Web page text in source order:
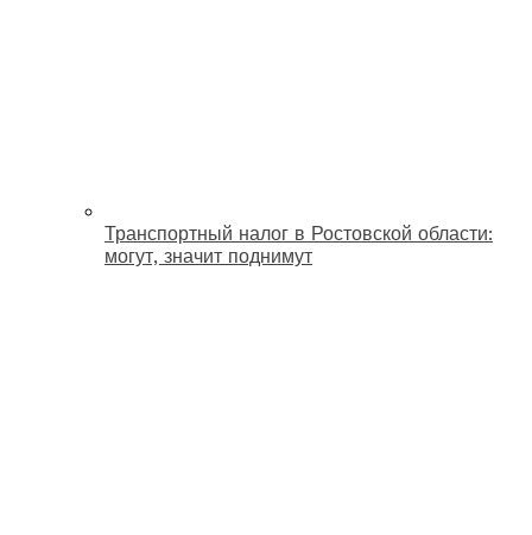
Транспортный налог в Ростовской области:
могут, значит поднимут